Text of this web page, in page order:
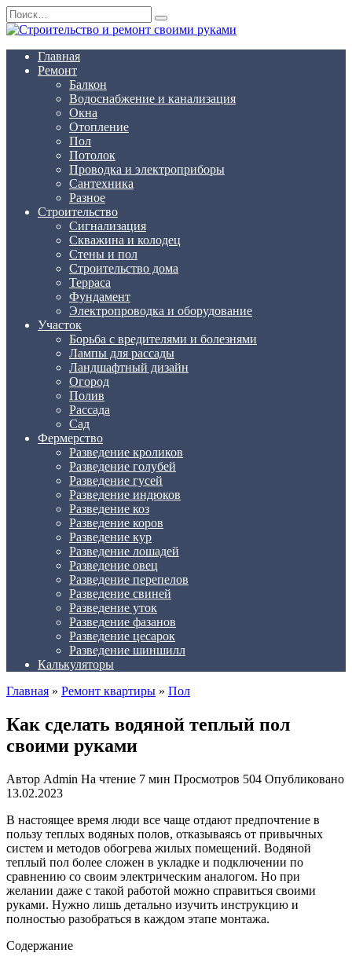
Перейти
к
содержанию
Search
for:
Главная
Ремонт
Балкон
Водоснабжение и канализация
Окна
Отопление
Пол
Потолок
Проводка и электроприборы
Сантехника
Разное
Строительство
Сигнализация
Скважина и колодец
Стены и пол
Строительство дома
Терраса
Фундамент
Электропроводка и оборудование
Участок
Борьба с вредителями и болезнями
Лампы для рассады
Ландшафтный дизайн
Огород
Полив
Рассада
Сад
Фермерство
Разведение кроликов
Разведение голубей
Разведение гусей
Разведение индюков
Разведение коз
Разведение коров
Разведение кур
Разведение лошадей
Разведение овец
Разведение перепелов
Разведение свиней
Разведение уток
Разведение фазанов
Разведение цесарок
Разведение шиншилл
Калькуляторы
Главная » Ремонт квартиры » Пол
Как сделать водяной теплый пол
своими руками
Автор Admin На чтение 7 мин Просмотров 504 Опубликовано
13.02.2023
В настоящее время люди все чаще отдают предпочтение в
пользу теплых водяных полов, отказываясь от привычных
систем и методов обогрева жилых помещений. Водяной
теплый пол более сложен в укладке и подключении по
сравнению со своим электрическим аналогом. Но при
желании даже с такой работой можно справиться своими
руками. Нужно лишь детально изучить инструкцию и
полностью разобраться в каждом этапе монтажа.
Содержание